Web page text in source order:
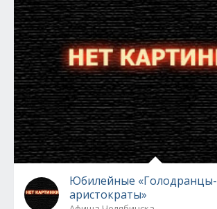
Юбилейные «Голодранцы-
аристократы»